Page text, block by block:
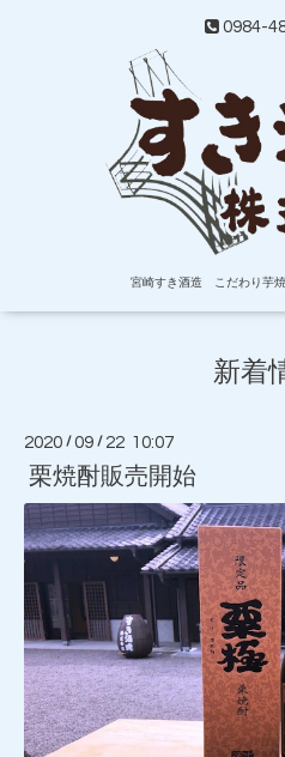
0984-
宮崎すき酒造 こだわり芋
新着
2020 /09 / 22 10:07
栗焼酎販売開始